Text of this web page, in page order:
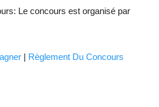
Le concours est organisé par
| Règlement Du Concours